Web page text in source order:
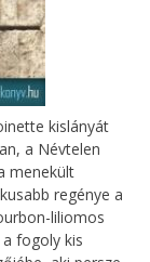
kislányát
a Névtelen
menekült
regénye a
liliomos
fogoly kis